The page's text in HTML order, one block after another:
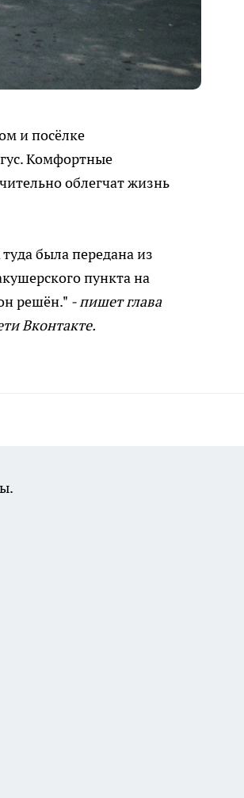
и посёлке
Комфортные
облегчат жизнь
была передана из
пункта на
решён." - пишет глава
Вконтакте.